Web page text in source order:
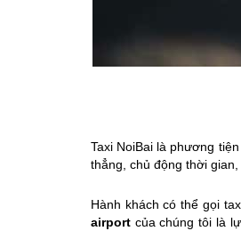
Taxi NoiBai là phương
thẳng, chủ động thời
Hành khách có thể gọi
airport của chúng tôi là